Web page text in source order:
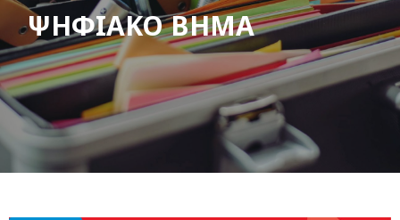
ΨΗΦΙΑΚΟ ΒΗΜΑ
Project
GDPR
ΝΕΑ
ΟΜΟΓΕΝΕΙΑ
ΕΠΙΚΟΙΝΩΝΙΑ